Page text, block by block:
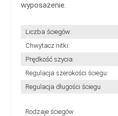
wyposażenie.
Liczba ściegów:
Chwytacz nitki:
Prędkość szycia:
Regulacja szerokości ściegu:
Regulacja długości ściegu
Rodzaje ściegów: